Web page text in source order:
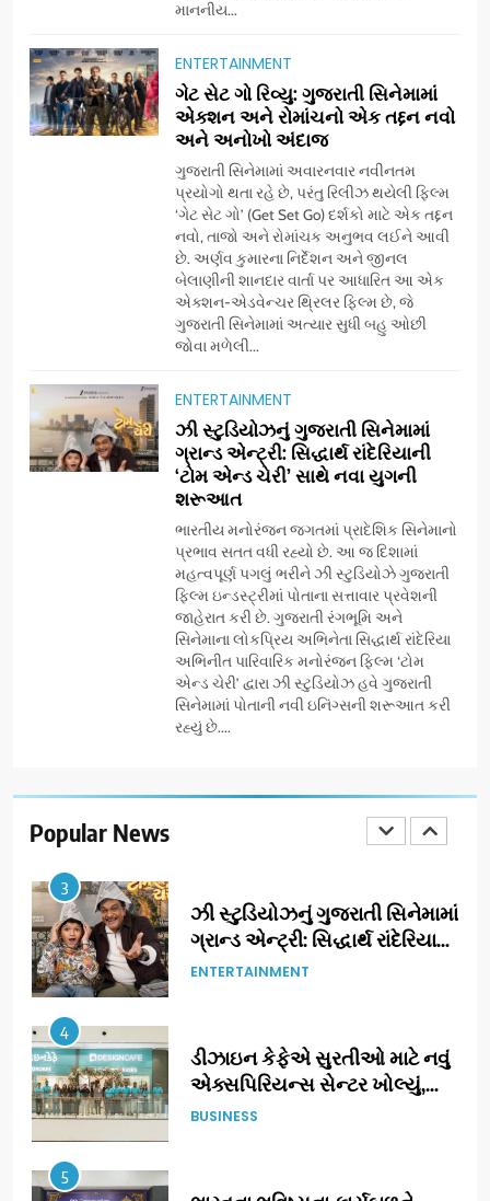
માનનીય...
ENTERTAINMENT
ગેટ સેટ ગો રિવ્યુ: ગુજરાતી સિનેમામાં
એક્શન અને રોમાંચનો એક તદ્દન નવો
અને અનોખો અંદાજ
ગુજરાતી સિનેમામાં અવારનવાર નવીનતમ
પ્રયોગો થતા રહે છે, પરંતુ રિલીઝ થયેલી ફિલ્મ
‘ગેટ સેટ ગો’ (Get Set Go) દર્શકો માટે એક તદ્દન
નવો, તાજો અને રોમાંચક અનુભવ લઈને આવી
છે. અર્ણવ કુમારના નિર્દેશન અને જીનલ
બેલાણીની શાનદાર વાર્તા પર આધારિત આ એક
એક્શન-એડવેન્ચર થ્રિલર ફિલ્મ છે, જે
ગુજરાતી સિનેમામાં અત્યાર સુધી બહુ ઓછી
જોવા મળેલી...
ENTERTAINMENT
ઝી સ્ટુડિયોઝનું ગુજરાતી સિનેમામાં
ગ્રાન્ડ એન્ટ્રી: સિદ્ધાર્થ રાંદેરિયાની
‘ટોમ એન્ડ ચેરી’ સાથે નવા યુગની
શરૂઆત
ભારતીય મનોરંજન જગતમાં પ્રાદેશિક સિનેમાનો
પ્રભાવ સતત વધી રહ્યો છે. આ જ દિશામાં
મહત્વપૂર્ણ પગલું ભરીને ઝી સ્ટુડિયોઝે ગુજરાતી
ફિલ્મ ઇન્ડસ્ટ્રીમાં પોતાના સત્તાવાર પ્રવેશની
જાહેરાત કરી છે. ગુજરાતી રંગભૂમિ અને
સિનેમાના લોકપ્રિય અભિનેતા સિદ્ધાર્થ રાંદેરિયા
અભિનીત પારિવારિક મનોરંજન ફિલ્મ ‘ટોમ
એન્ડ ચેરી’ દ્વારા ઝી સ્ટુડિયોઝ હવે ગુજરાતી
સિનેમામાં પોતાની નવી ઇનિંગ્સની શરૂઆત કરી
રહ્યું છે....
Popular News
તૈયાર કરતાં: ટીમલીઝ સ્કિલ્સ
યુનિવર્સિટીએ 65 સ્નાતકોને ડિગ્રી
એનાયત કરી
EDUCATION
ડો. મિતાલી નાગ (આર્ક ઇવેન્ટ્સ)
દ્વારા કિશોર કુમારની જન્મજયંતિ
નિમિત્તે સંગીતમય શ્રદ્ધાંજલિ
AHMEDABAD
177 દેશો અને 52 લાખ દર્શકો:
BUSINESS
8
અમદાવાદમાં યોજાયેલા ‘ઓકલ્ટ
કોન્ક્લેવ 2026’માં ઈન્ટરનેશનલ
ટેરોટ રીડર પુનિતજી લુલ્લા એ ટેરોટ
કાર્ડ રીડિંગ અંગે માહિતી આપી
AHMEDABAD
ફિંગરટિપ્સ દ્વારા “યુનિક
વૃક્ષારોપણ” અંતર્ગત 1 લાખ વૃક્ષો
વાવવાના મહાઅભિયાનનો ભવ્ય
પ્રારંભ
AHMEDABAD
સિનેમામાં એક્શન અને રોમાંચનો
એક તદ્દન નવો અને અનોખો
3
ઝી સ્ટુડિયોઝનું ગુજરાતી સિનેમામાં
ગ્રાન્ડ એન્ટ્રી: સિદ્ધાર્થ રાંદેરિયાની
‘ટોમ એન્ડ ચેરી’ સાથે નવા યુગની
ENTERTAINMENT
4
ડીઝાઇન કેફેએ સુરતીઓ માટે નવું
એક્સપિરિયન્સ સેન્ટર ખોલ્યું,
ગુજરાતમાં પોતાની હાજરી વધુ
BUSINESS
5